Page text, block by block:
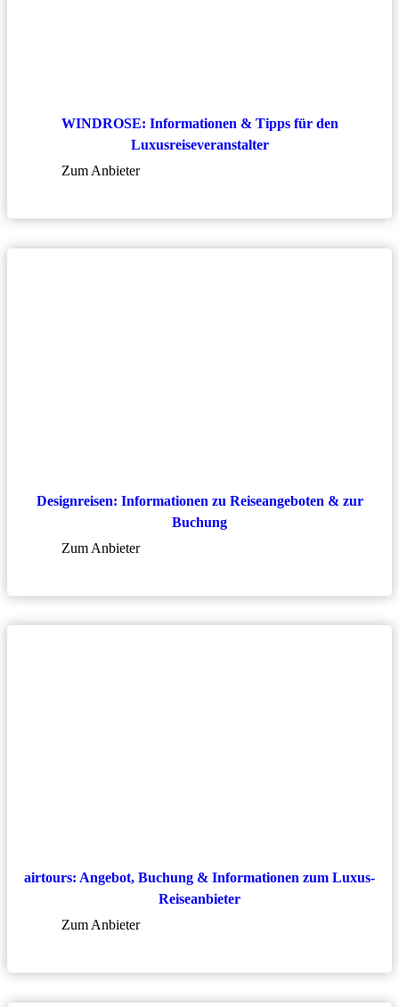
WINDROSE: Informationen & Tipps für den
Luxusreiseveranstalter
Zum Anbieter
Designreisen: Informationen zu Reiseangeboten & zur
Buchung
Zum Anbieter
airtours: Angebot, Buchung & Informationen zum Luxus-
Reiseanbieter
Zum Anbieter